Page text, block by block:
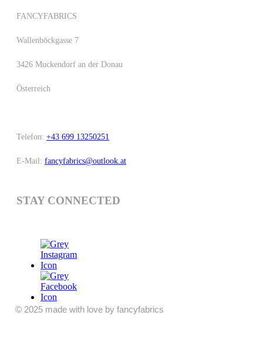
FANCYFABRICS
Wallenböckgasse 7
3426 Muckendorf an der Donau
Österreich
Telefon: +43 699 13250251
E-Mail: fancyfabrics@outlook.at
STAY CONNECTED
© 2025 made with love by fancyfabrics